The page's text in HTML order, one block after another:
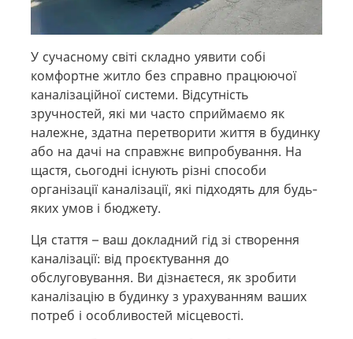
У сучасному світі складно уявити собі
комфортне житло без справно працюючої
каналізаційної системи. Відсутність
зручностей, які ми часто сприймаємо як
належне, здатна перетворити життя в будинку
або на дачі на справжнє випробування. На
щастя, сьогодні існують різні способи
організації каналізації, які підходять для будь-
яких умов і бюджету.
Ця стаття – ваш докладний гід зі створення
каналізації: від проєктування до
обслуговування. Ви дізнаєтеся, як зробити
каналізацію в будинку з урахуванням ваших
потреб і особливостей місцевості.